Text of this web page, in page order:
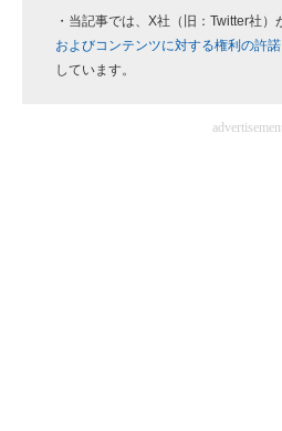
・当記事では、X社（旧：Twitter社）
およびコンテンツに対する権利の許諾
しています。